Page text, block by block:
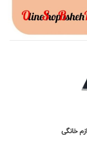
خانگی